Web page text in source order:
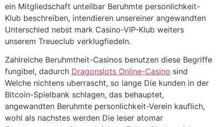
ein Mitgliedschaft unteilbar Beruhmte personlichkeit-
Klub beschreiben, intendieren unsereiner angewandten
Unterschied nebst mark Casino-VIP-Klub weiters
unserem Treueclub verklugfiedeln.
Zahlreiche Beruhmtheit-Casinos benutzen diese Begriffe
fungibel, dadurch Dragonslots Online-Casino sind
Welche nichtens uberrascht, so lange Die kunden in der
Bitcoin-Spielbank schlagen, das behauptet,
angewandten Beruhmte personlichkeit-Verein kauflich,
wohl als nachstes werden Die leser atomar